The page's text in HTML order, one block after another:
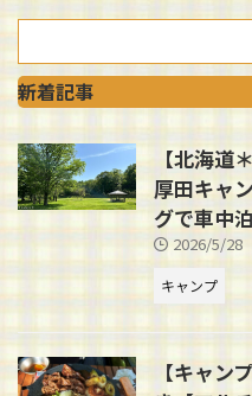
新着記事
【北海道
厚田キャ
グで車中
2026/5/28
キャンプ
【キャ